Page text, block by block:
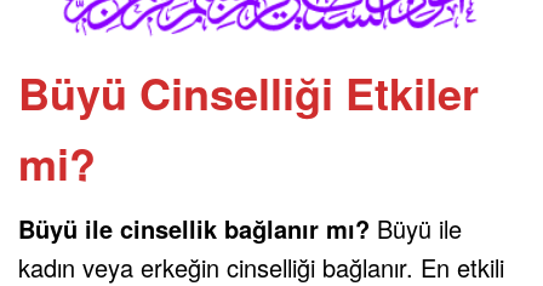
Büyü Cinselliği Etkiler
mi?
Büyü ile cinsellik bağlanır mı? Büyü ile
kadın veya erkeğin cinselliği bağlanır. En etkili